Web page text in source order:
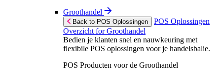
Groothandel
Back to POS Oplossingen
POS Oplossingen
Overzicht for Groothandel
Bedien je klanten snel en nauwkeuring met
flexibile POS oplossingen voor je handelsbalie.
POS Producten voor de Groothandel